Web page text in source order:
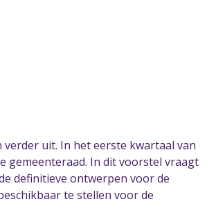
uit. In het eerste kwartaal van
gemeenteraad. In dit voorstel vraagt
definitieve ontwerpen voor de
te stellen voor de